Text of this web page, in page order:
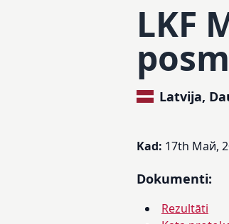
LKF
Latvija,
Kad: 17th Май,
Dokumenti:
Rezultāti